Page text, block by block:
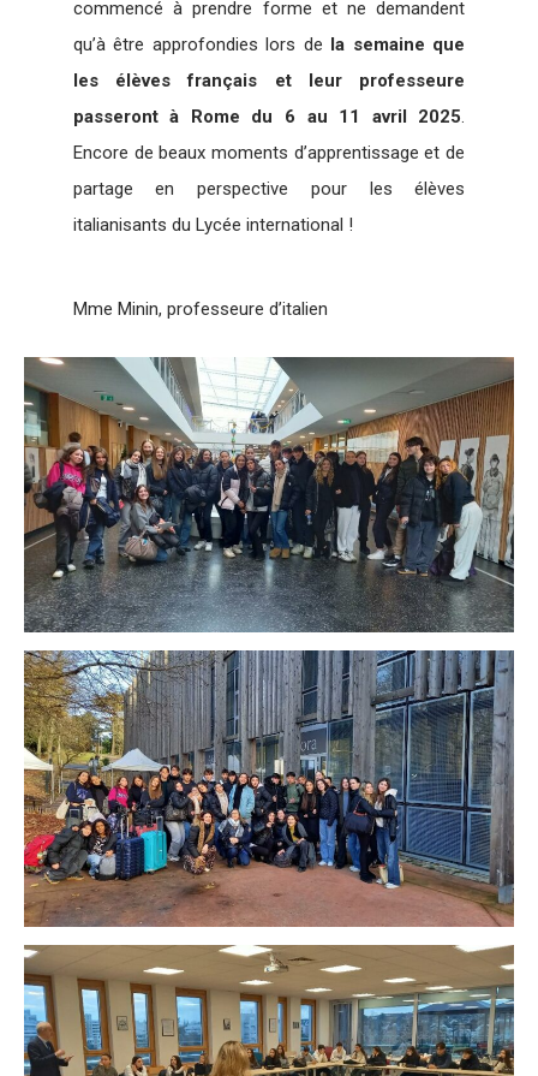
commencé à prendre forme et ne demandent
qu’à être approfondies lors de la semaine que
les élèves français et leur professeure
passeront à Rome du 6 au 11 avril 2025.
Encore de beaux moments d’apprentissage et de
partage en perspective pour les élèves
italianisants du Lycée international !
Mme Minin, professeure d’italien